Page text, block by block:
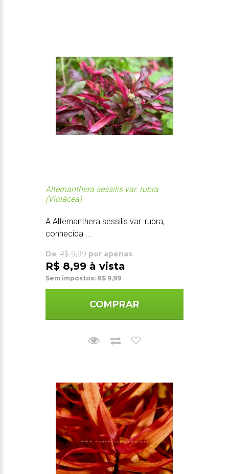
Alternanthera sessilis var. rubra
(Violácea)
A Alternanthera sessilis var. rubra,
conhecida ...
De R$ 9,99 por apenas
R$ 8,99 à vista
Sem impostos: R$ 9,99
COMPRAR